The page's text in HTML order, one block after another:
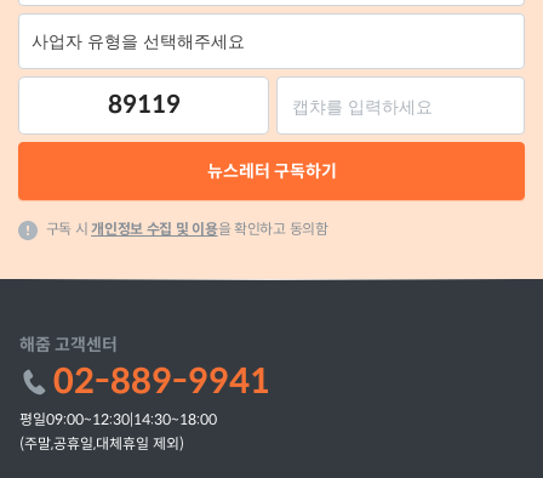
89119
뉴스레터 구독하기
구독 시개인정보 수집 및 이용을 확인하고 동의함
해줌 고객센터
02-889-9941
평일09:00~12:30|14:30~18:00
(주말,공휴일,대체휴일 제외)